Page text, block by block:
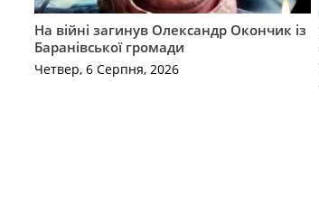
На війні загинув Олександр Окончик із
Баранівської громади
Четвер, 6 Серпня, 2026